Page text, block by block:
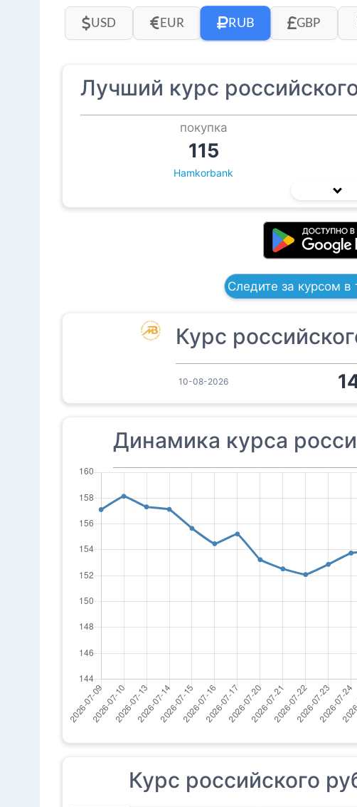
USD EUR RUB GBP
Лучший курс
покупка
115
Hamkorbank
Следите за курсом в
Курс
10-08-2026
Динамика курса
Курс российского